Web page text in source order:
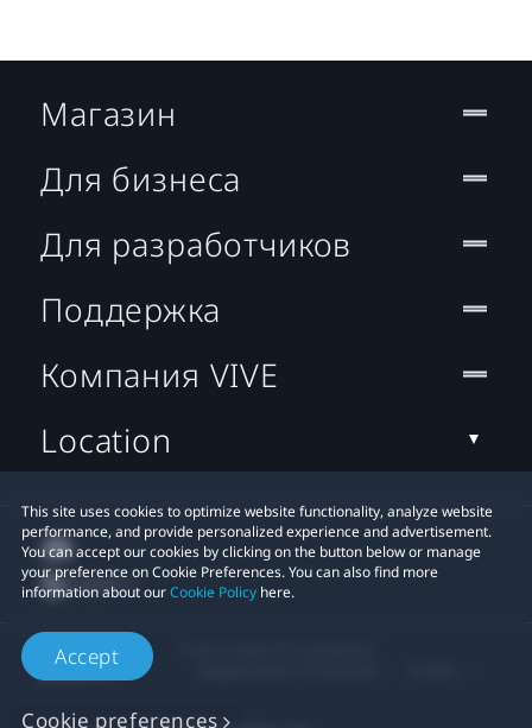
This site uses cookies to optimize website functionality, analyze website
performance, and provide personalized experience and advertisement.
You can accept our cookies by clicking on the button below or manage
your preference on Cookie Preferences. You can also find more
information about ourCookie Policy here.
Accept
Cookie preferences
Магазин
Для бизнеса
Для разработчиков
Поддержка
Компания VIVE
Location